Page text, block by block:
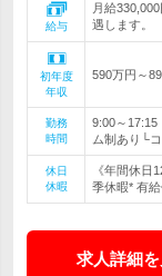
給与
月給
遇します。
初年度
年収
590万円～
勤務
時間
9:00～
ム制あり└
休日
休暇
《年間休日
季休暇* 有
求人詳細